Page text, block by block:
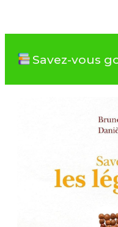
Savez-vous